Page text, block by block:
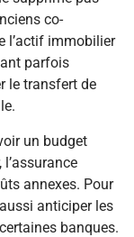
co-
l’actif immobilier
parfois
le transfert de
un budget
annexes. Pour
anticiper les
banques.